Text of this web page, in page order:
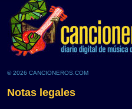
© 2026 CANCIONEROS.COM
Notas legales